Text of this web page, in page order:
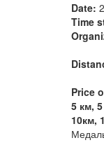
Date:
Time
Price
5 км,
10км,